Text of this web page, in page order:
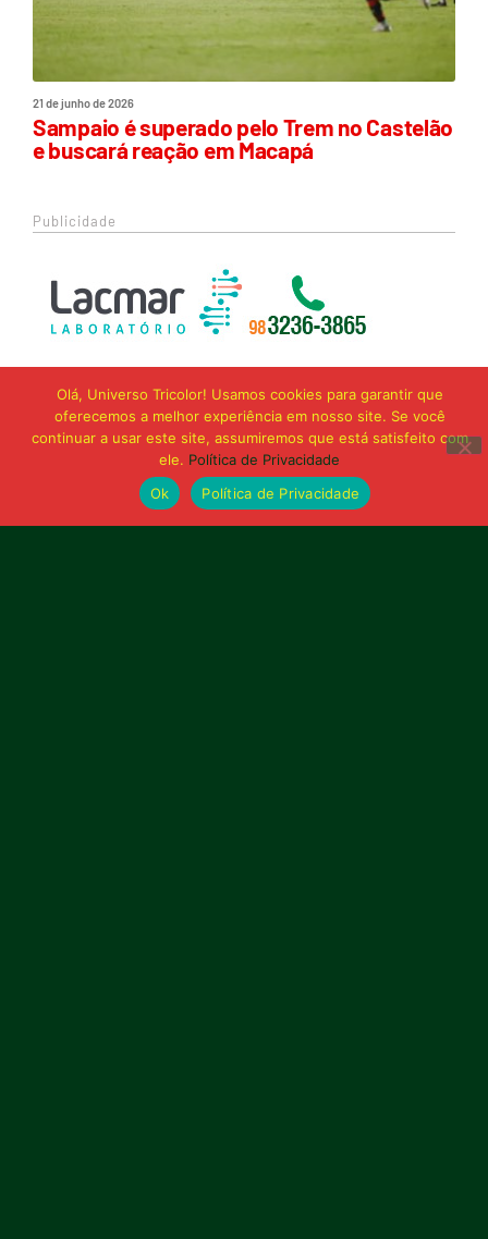
21 de junho de 2026
Sampaio é superado pelo Trem no Castelão
e buscará reação em Macapá
Publicidade
Olá, Universo Tricolor! Usamos cookies para garantir que
oferecemos a melhor experiência em nosso site. Se você
continuar a usar este site, assumiremos que está satisfeito com
ele. Política de Privacidade
Ok
Política de Privacidade